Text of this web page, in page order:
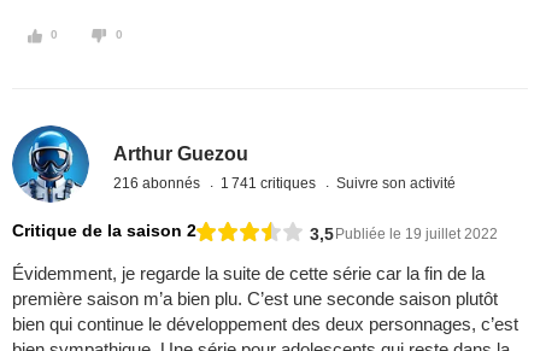
0 0
Arthur Guezou
216 abonnés 1 741 critiques Suivre son activité
Critique de la saison 2 3,5Publiée le 19 juillet 2022
Évidemment, je regarde la suite de cette série car la fin de la
première saison m’a bien plu. C’est une seconde saison plutôt
bien qui continue le développement des deux personnages, c’est